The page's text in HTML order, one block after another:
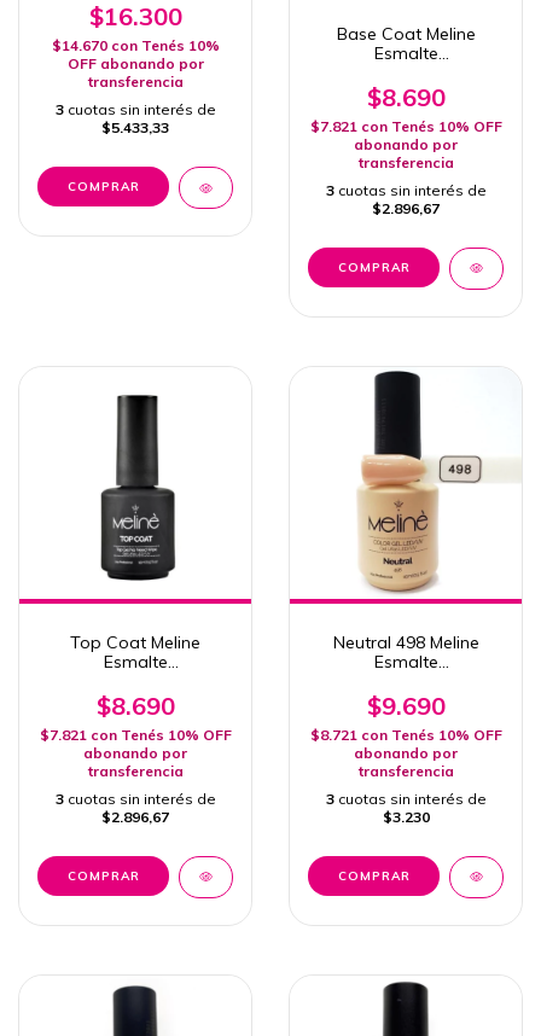
$16.300
$14.670 con Tenés 10%
OFF abonando por
transferencia
3 cuotas sin interés de
$5.433,33
Base Coat Meline
Esmalte
Uv/Led
$8.690
$7.821 con Tenés 10% OFF
abonando por
transferencia
3 cuotas sin interés de
$2.896,67
Top Coat Meline
Esmalte
Uv/Led
$8.690
$7.821 con Tenés 10% OFF
abonando por
transferencia
3 cuotas sin interés de
$2.896,67
Neutral 498 Meline
Esmalte
Uv/Led
$9.690
$8.721 con Tenés 10% OFF
abonando por
transferencia
3 cuotas sin interés de
$3.230